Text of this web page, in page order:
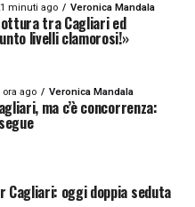
minuti ago Veronica Mandala
tra Cagliari ed
livelli clamorosi!»
ora ago Veronica Mandala
ma c’è concorrenza:
Cagliari: oggi doppia seduta